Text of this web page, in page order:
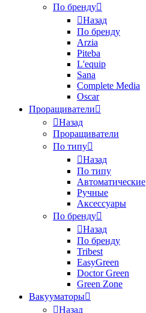
По бренду
Назад
По бренду
Arzia
Piteba
L'equip
Sana
Complete Media
Oscar
Проращиватели
Назад
Проращиватели
По типу
Назад
По типу
Автоматические
Ручные
Аксессуары
По бренду
Назад
По бренду
Tribest
EasyGreen
Doctor Green
Green Zone
Вакууматоры
Назад